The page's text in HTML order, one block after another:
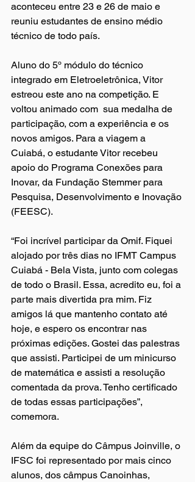
aconteceu entre 23 e 26 de maio e
reuniu estudantes de ensino médio
técnico de todo país.
Aluno do 5º módulo do técnico
integrado em Eletroeletrônica, Vitor
estreou este ano na competição. E
voltou animado com  sua medalha de
participação, com a experiência e os
novos amigos. Para a viagem a
Cuiabá, o estudante Vitor recebeu
apoio do Programa Conexões para
Inovar, da Fundação Stemmer para
Pesquisa, Desenvolvimento e Inovação
(FEESC).
“Foi incrível participar da Omif. Fiquei
alojado por três dias no IFMT Campus
Cuiabá - Bela Vista, junto com colegas
de todo o Brasil. Essa, acredito eu, foi a
parte mais divertida pra mim. Fiz
amigos lá que mantenho contato até
hoje, e espero os encontrar nas
próximas edições. Gostei das palestras
que assisti. Participei de um minicurso
de matemática e assisti a resolução
comentada da prova. Tenho certificado
de todas essas participações”,
comemora.
Além da equipe do Câmpus Joinville, o
IFSC foi representado por mais cinco
alunos, dos câmpus Canoinhas,